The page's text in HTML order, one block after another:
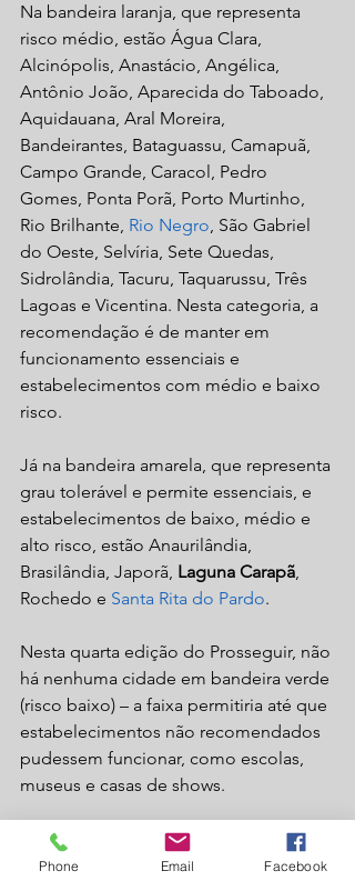
Na bandeira laranja, que representa
risco médio, estão Água Clara,
Alcinópolis, Anastácio, Angélica,
Antônio João, Aparecida do Taboado,
Aquidauana, Aral Moreira,
Bandeirantes, Bataguassu, Camapuã,
Campo Grande, Caracol, Pedro
Gomes, Ponta Porã, Porto Murtinho,
Rio Brilhante, Rio Negro, São Gabriel
do Oeste, Selvíria, Sete Quedas,
Sidrolândia, Tacuru, Taquarussu, Três
Lagoas e Vicentina. Nesta categoria, a
recomendação é de manter em
funcionamento essenciais e
estabelecimentos com médio e baixo
risco.
Já na bandeira amarela, que representa
grau tolerável e permite essenciais, e
estabelecimentos de baixo, médio e
alto risco, estão Anaurilândia,
Brasilândia, Japorã, Laguna Carapã,
Rochedo e Santa Rita do Pardo.
Nesta quarta edição do Prosseguir, não
há nenhuma cidade em bandeira verde
(risco baixo) – a faixa permitiria até que
estabelecimentos não recomendados
pudessem funcionar, como escolas,
museus e casas de shows.
Fonte Midiamax
covid19laguna lagunacarapã coronavirus
Phone Email Facebook